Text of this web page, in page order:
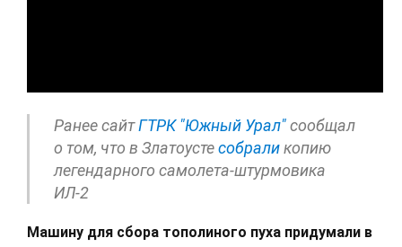
Ранее сайтГТРК "Южный Урал"сообщал
о том, что в Златоустесобраликопию
легендарного самолета-штурмовика
ИЛ-2
Машину для сбора тополиного пуха придумали в